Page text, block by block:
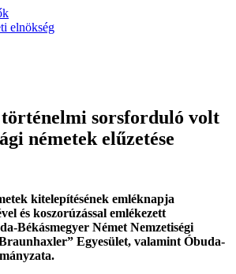
elnökség
történelmi sorsforduló volt
németek elűzetése
kitelepítésének emléknapja
és koszorúzással emlékezett
Békásmegyer Német Nemzetiségi
Egyesület, valamint Óbuda-